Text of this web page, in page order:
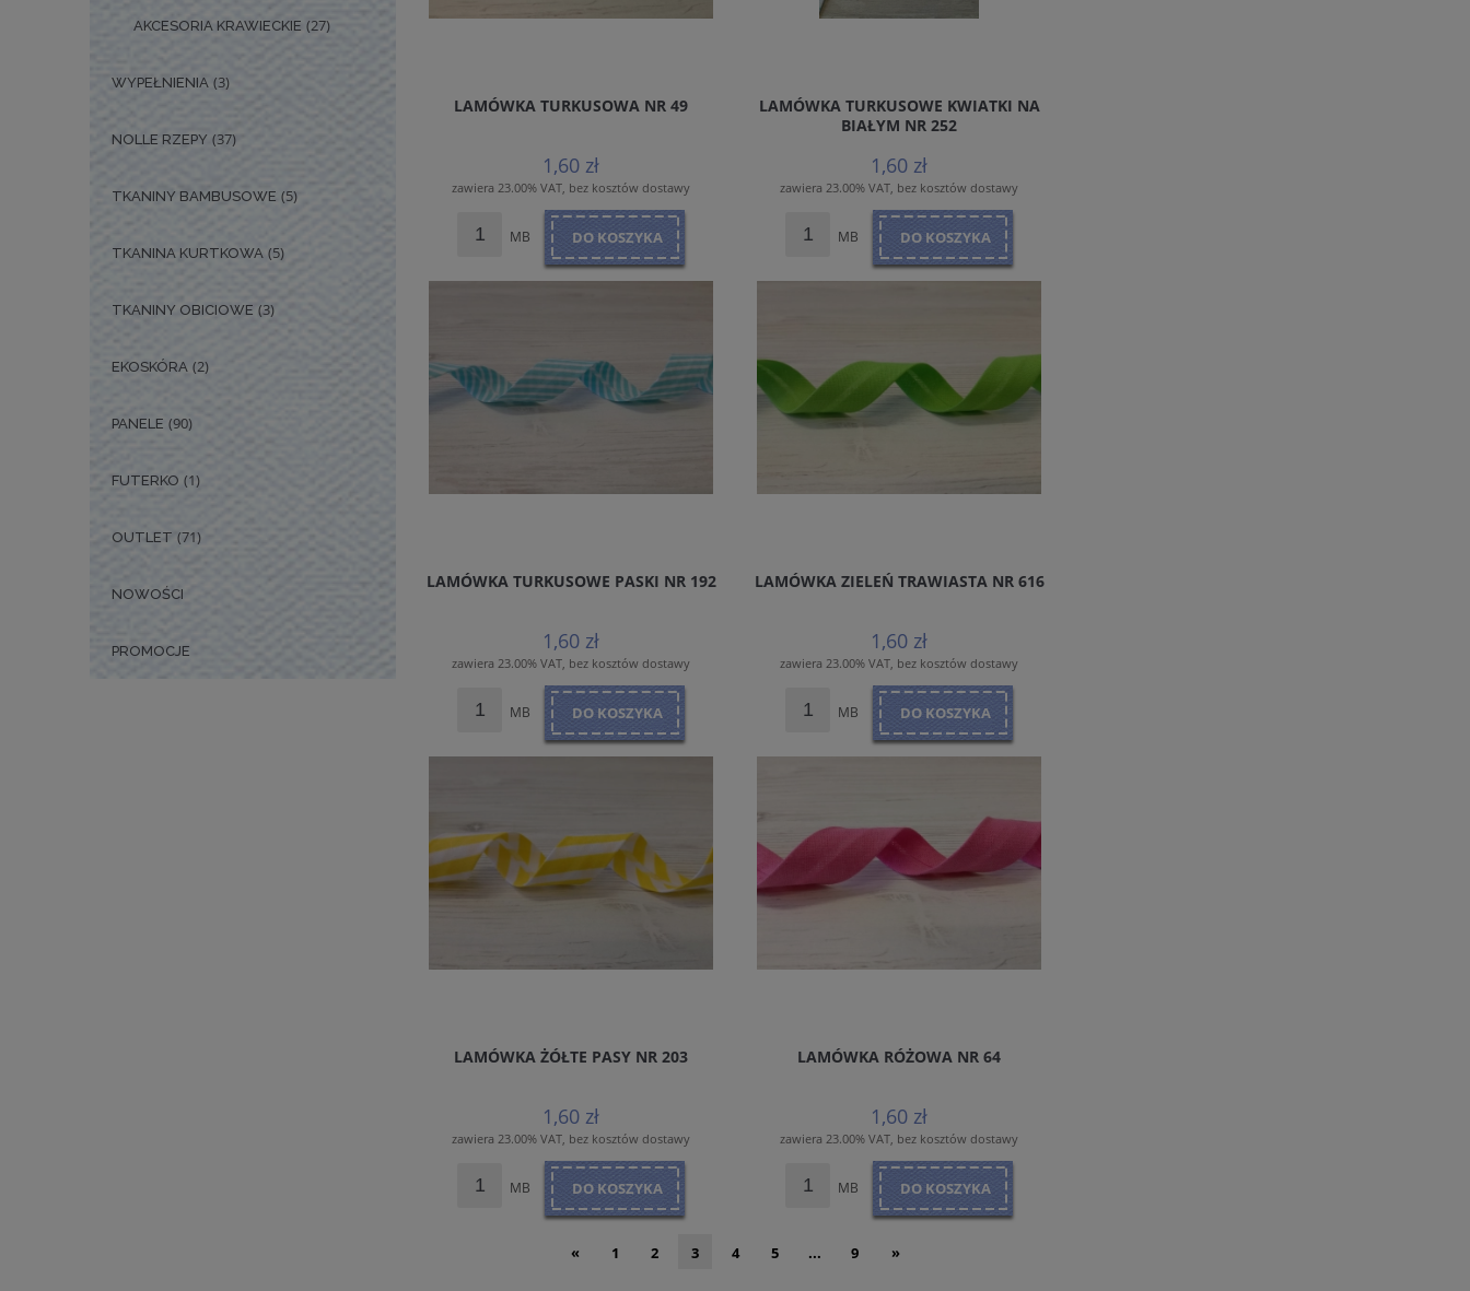
AKCESORIA KRAWIECKIE (27)
WYPEŁNIENIA (3)
NOLLE RZEPY (37)
TKANINY BAMBUSOWE (5)
TKANINA KURTKOWA (5)
TKANINY OBICIOWE (3)
EKOSKÓRA (2)
PANELE (90)
FUTERKO (1)
OUTLET (71)
NOWOŚCI
PROMOCJE
LAMÓWKA TURKUSOWA NR 49
1,60 zł
zawiera 23.00% VAT, bez kosztów dostawy
MB DO KOSZYKA
LAMÓWKA TURKUSOWE KWIATKI NA
BIAŁYM NR 252
1,60 zł
zawiera 23.00% VAT, bez kosztów dostawy
MB DO KOSZYKA
LAMÓWKA TURKUSOWE PASKI NR 192
1,60 zł
zawiera 23.00% VAT, bez kosztów dostawy
MB DO KOSZYKA
LAMÓWKA ZIELEŃ TRAWIASTA NR 616
1,60 zł
zawiera 23.00% VAT, bez kosztów dostawy
MB DO KOSZYKA
LAMÓWKA ŻÓŁTE PASY NR 203
1,60 zł
zawiera 23.00% VAT, bez kosztów dostawy
MB DO KOSZYKA
LAMÓWKA RÓŻOWA NR 64
1,60 zł
zawiera 23.00% VAT, bez kosztów dostawy
MB DO KOSZYKA
« 1 2 3 4 5 ... 9 »